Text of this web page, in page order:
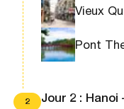
Vieux
Pont
2
Jour 2 : Hanoi